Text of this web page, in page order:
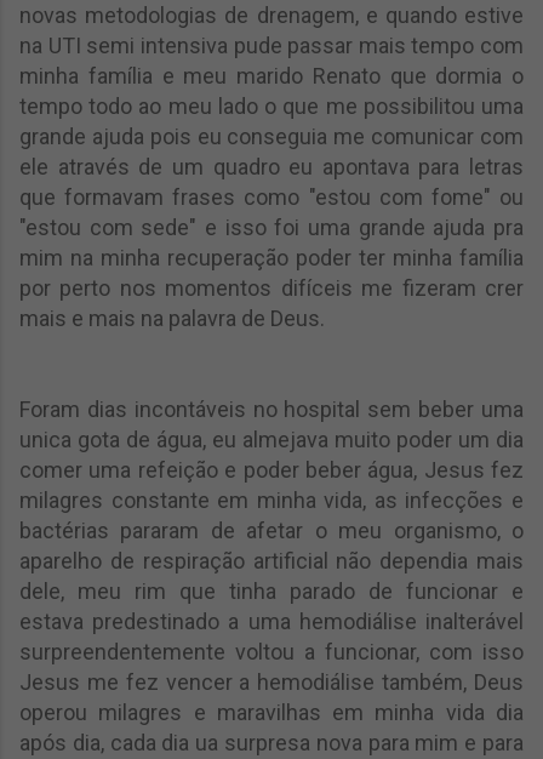
novas metodologias de drenagem, e quando estive
na UTI semi intensiva pude passar mais tempo com
minha família e meu marido Renato que dormia o
tempo todo ao meu lado o que me possibilitou uma
grande ajuda pois eu conseguia me comunicar com
ele através de um quadro eu apontava para letras
que formavam frases como "estou com fome" ou
"estou com sede" e isso foi uma grande ajuda pra
mim na minha recuperação poder ter minha família
por perto nos momentos difíceis me fizeram crer
mais e mais na palavra de Deus.
Foram dias incontáveis no hospital sem beber uma
unica gota de água, eu almejava muito poder um dia
comer uma refeição e poder beber água, Jesus fez
milagres constante em minha vida, as infecções e
bactérias pararam de afetar o meu organismo, o
aparelho de respiração artificial não dependia mais
dele, meu rim que tinha parado de funcionar e
estava predestinado a uma hemodiálise inalterável
surpreendentemente voltou a funcionar, com isso
Jesus me fez vencer a hemodiálise também, Deus
operou milagres e maravilhas em minha vida dia
após dia, cada dia ua surpresa nova para mim e para